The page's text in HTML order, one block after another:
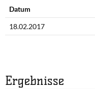
Datum
18.02.2017
Ergebnisse